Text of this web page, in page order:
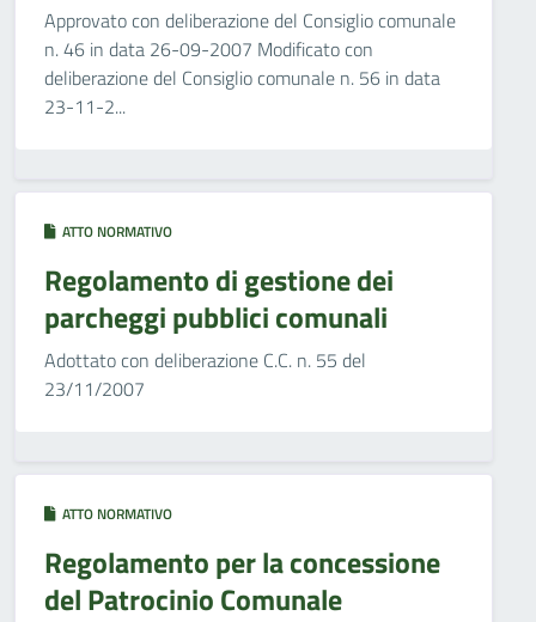
Approvato con deliberazione del Consiglio comunale
n. 46 in data 26-09-2007 Modificato con
deliberazione del Consiglio comunale n. 56 in data
23-11-2...
ATTO NORMATIVO
Regolamento di gestione dei
parcheggi pubblici comunali
Adottato con deliberazione C.C. n. 55 del
23/11/2007
ATTO NORMATIVO
Regolamento per la concessione
del Patrocinio Comunale